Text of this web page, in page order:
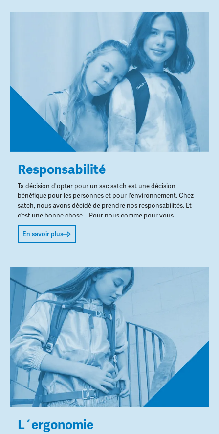
Responsabilité
Ta décision d'opter pour un sac satch est une décision
bénéfique pour les personnes et pour l'environnement. Chez
satch, nous avons décidé de prendre nos responsabilités. Et
c’est une bonne chose – Pour nous comme pour vous.
En savoir plus
L´ergonomie